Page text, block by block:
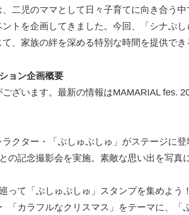
二児のママとして日々子育てに向き合う
トを企画してきました。今回、「シナぷ
、家族の絆を深める特別な時間を提供で
ョン企画概要
ざいます。最新の情報はMAMARIAL fes.
ラクター・「ぷしゅぷしゅ」がステージに
の記念撮影会を実施。素敵な思い出を写
って「ぷしゅぷしゅ」スタンプを集めよう
「カラフルなクリスマス」をテーマに、